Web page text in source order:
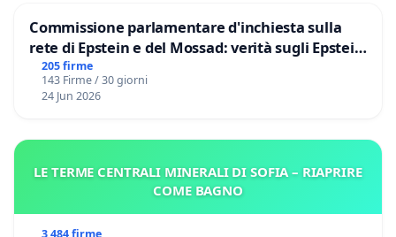
Commissione parlamentare d'inchiesta sulla
rete di Epstein e del Mossad: verità sugli Epstein
Files
205 firme
143 Firme / 30 giorni
24 Jun 2026
LE TERME CENTRALI MINERALI DI SOFIA – RIAPRIRE
COME BAGNO